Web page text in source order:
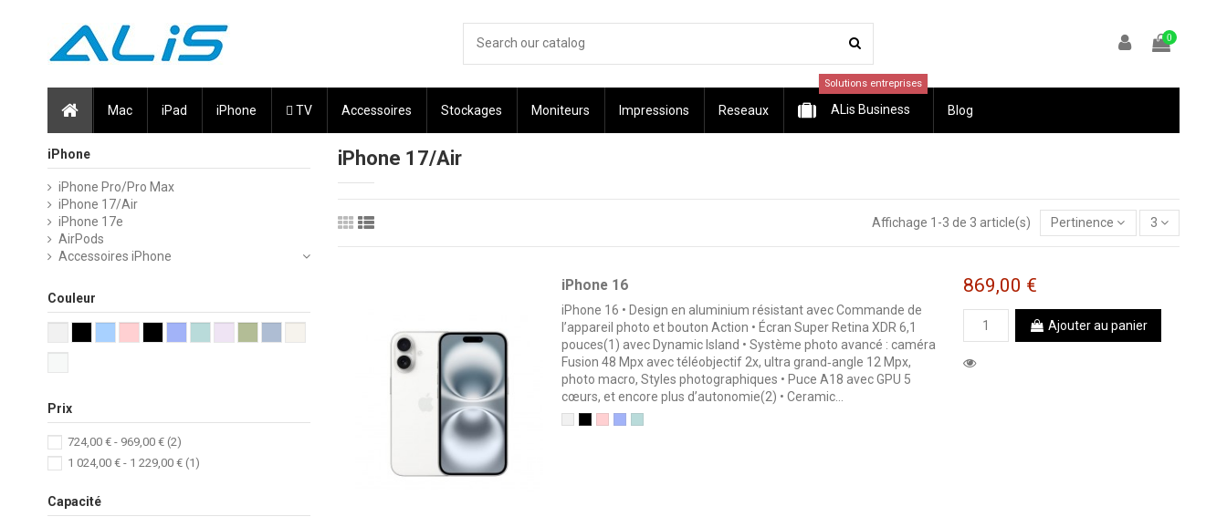
0
Mac iPad iPhone  TV Accessoires Stockages Moniteurs Impressions Reseaux ALis Business
Solutions entreprises
Blog
iPhone 17/Air
Affichage 1-3 de 3 article(s) Pertinence 3
iPhone 16
iPhone 16 • Design en aluminium résistant avec Commande de
l’appareil photo et bouton Action • Écran Super Retina XDR 6,1
pouces(1) avec Dynamic Island • Système photo avancé : caméra
Fusion 48 Mpx avec téléobjectif 2x, ultra grand‐angle 12 Mpx,
photo macro, Styles photographiques • Puce A18 avec GPU 5
cœurs, et encore plus d’autonomie(2) • Ceramic...
Blanc
NoirRoseOutremer
Sarcelle
869,00 €
Ajouter au panier
iPhone
iPhone Pro/Pro Max
iPhone 17/Air
iPhone 17e
AirPods
Accessoires iPhone
Couleur
Prix
724,00 € - 969,00 € (2)
1 024,00 € - 1 229,00 € (1)
Capacité